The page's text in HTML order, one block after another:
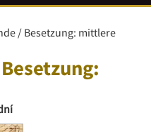
/ Besetzung: mittlere